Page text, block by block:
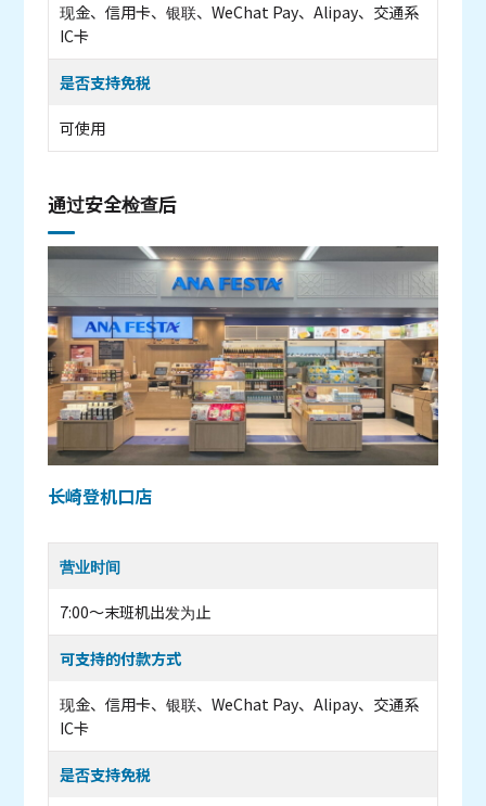
现金、信用卡、银联、WeChat Pay、Alipay、交通系
IC卡
是否支持免税
可使用
通过安全检查后
长崎登机口店
营业时间
7:00〜末班机出发为止
可支持的付款方式
现金、信用卡、银联、WeChat Pay、Alipay、交通系
IC卡
是否支持免税